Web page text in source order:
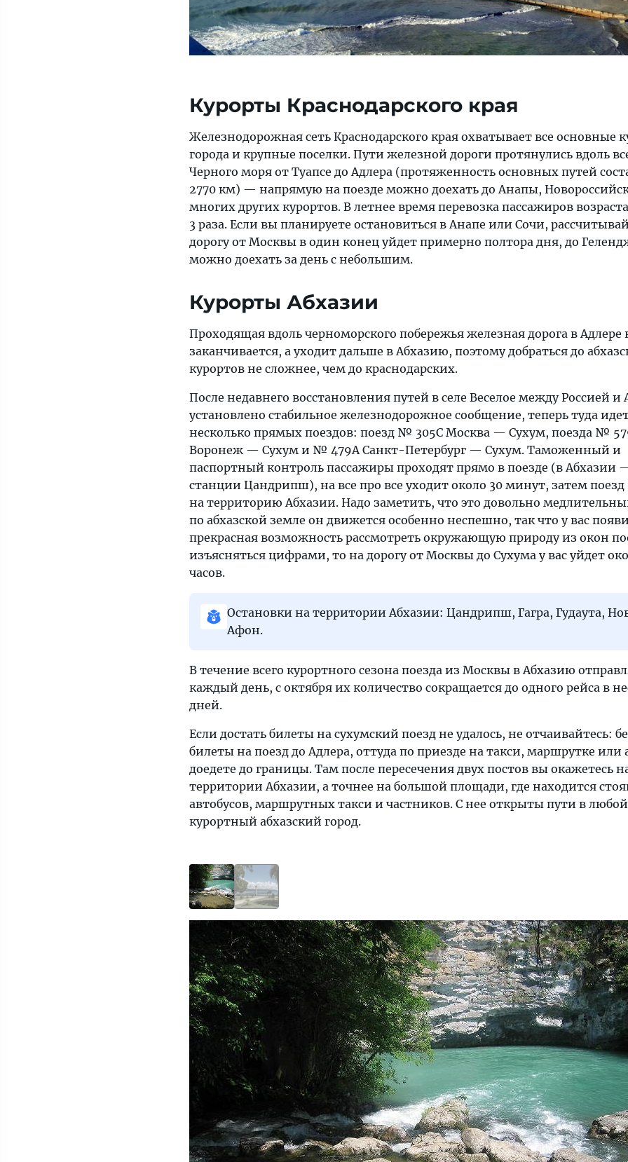
Курорты Краснодарского края
Железнодорожная сеть Краснодарского края охватывает все основные
города и крупные поселки. Пути железной дороги протянулись вдоль
Черного моря от Туапсе до Адлера (протяженность основных путей
2770 км) — напрямую на поезде можно доехать до Анапы,
многих других курортов. В летнее время перевозка пассажиров
3 раза. Если вы планируете остановиться в Анапе или Сочи,
дорогу от Москвы в один конец уйдет примерно полтора дня, до
можно доехать за день с небольшим.
Курорты Абхазии
Проходящая вдоль черноморского побережья железная дорога в Адлере
заканчивается, а уходит дальше в Абхазию, поэтому добраться до
курортов не сложнее, чем до краснодарских.
После недавнего восстановления путей в селе Веселое между Россией и
установлено стабильное железнодорожное сообщение, теперь туда
несколько прямых поездов: поезд № 305С Москва — Сухум, поезда №
Воронеж — Сухум и № 479А Санкт-Петербург — Сухум. Таможенный и
паспортный контроль пассажиры проходят прямо в поезде (в Абхазии
станции Цандрипш), на все про все уходит около 30 минут, затем поезд
на территорию Абхазии. Надо заметить, что это довольно
по абхазской земле он движется особенно неспешно, так что у вас
прекрасная возможность рассмотреть окружающую природу из окон
изъясняться цифрами, то на дорогу от Москвы до Сухума у вас уйдет
часов.
Остановки на территории Абхазии: Цандрипш, Гагра, Гудаута,
Афон.
В течение всего курортного сезона поезда из Москвы в Абхазию
каждый день, с октября их количество сокращается до одного рейса в
дней.
Если достать билеты на сухумский поезд не удалось, не отчаивайтесь:
билеты на поезд до Адлера, оттуда по приезде на такси, маршрутке или
доедете до границы. Там после пересечения двух постов вы окажетесь
территории Абхазии, а точнее на большой площади, где находится
автобусов, маршрутных такси и частников. С нее открыты пути в любой
курортный абхазский город.